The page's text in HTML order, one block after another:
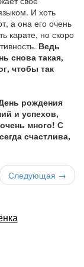
И хоть
а она его очень
карате, но скоро
Ведь
снова такая,
чтобы так
рождения
и успехов,
много! С
счастлива,
Следующая →